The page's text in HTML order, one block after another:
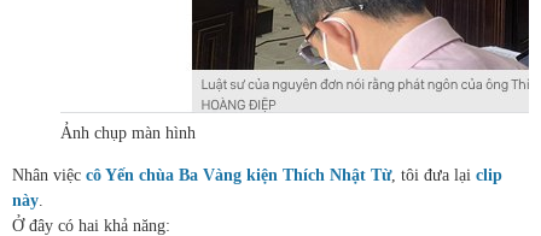
Ảnh chụp màn hình
Nhân việc cô Yến chùa Ba Vàng kiện Thích Nhật Từ, tôi đưa lại clip
này
Ở đây có hai khả năng: